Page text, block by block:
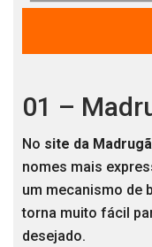
01 –
No site da
nomes mais
um mecanismo de
torna muito fácil
desejado.